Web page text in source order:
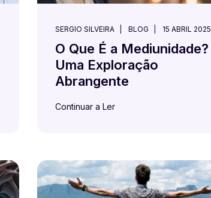
SERGIO SILVEIRA BLOG 15 ABRIL 2025
O Que É a Mediunidade?
Uma Exploração
Abrangente
Continuar a Ler